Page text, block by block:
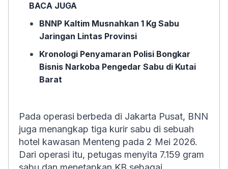
BACA JUGA
BNNP Kaltim Musnahkan 1 Kg Sabu
Jaringan Lintas Provinsi
Kronologi Penyamaran Polisi Bongkar
Bisnis Narkoba Pengedar Sabu di Kutai
Barat
Pada operasi berbeda di Jakarta Pusat, BNN
juga menangkap tiga kurir sabu di sebuah
hotel kawasan Menteng pada 2 Mei 2026.
Dari operasi itu, petugas menyita 7.159 gram